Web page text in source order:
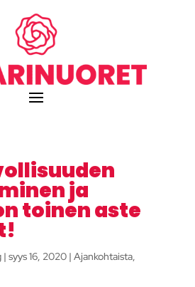
ja
toinen aste
| syys 16, 2020| Ajankohtaista,